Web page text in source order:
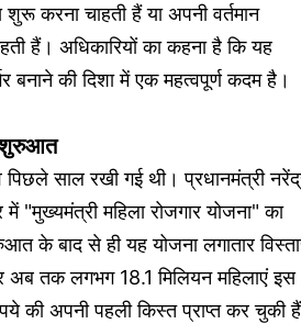
करना चाहती हैं या अपनी वर्तमान
हैं। अधिकारियों का कहना है कि यह
बनाने की दिशा में एक महत्वपूर्ण कदम है।
शुरुआत
पिछले साल रखी गई थी। प्रधानमंत्री
"मुख्यमंत्री महिला रोजगार योजना" का
के बाद से ही यह योजना लगातार
तक लगभग 18.1 मिलियन महिलाएं इस
की अपनी पहली किस्त प्राप्त कर चुकी